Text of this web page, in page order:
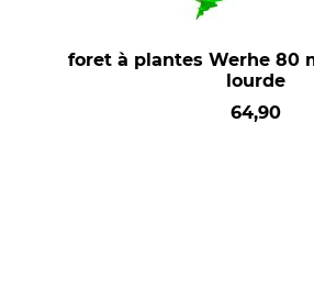
foret à plantes Werhe 80
lourde
64,90